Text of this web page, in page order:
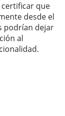
certificar que
desde el
podrían dejar
al